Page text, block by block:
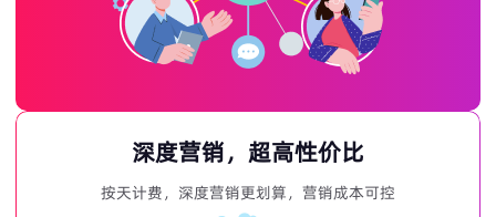
深度营销，超高性价比
按天计费，深度营销更划算，营销成本可控